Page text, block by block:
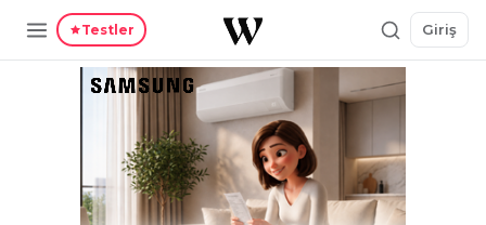
Testler Giriş